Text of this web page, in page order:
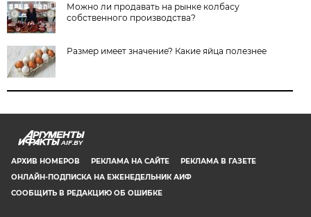
Можно ли продавать на рынке колбасу
собственного производства?
Размер имеет значение? Какие яйца полезнее
AIF.BY
АРХИВ НОМЕРОВ РЕКЛАМА НА САЙТЕ
РЕКЛАМА В ГАЗЕТЕ
ОНЛАЙН-ПОДПИСКА НА ЕЖЕНЕДЕЛЬНИК АИФ
СООБЩИТЬ В РЕДАКЦИЮ ОБ ОШИБКЕ